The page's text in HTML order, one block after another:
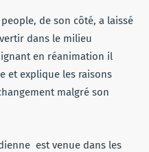
de son côté, a laissé
dans le milieu
en réanimation il
et explique les raisons
malgré son
est venue dans les